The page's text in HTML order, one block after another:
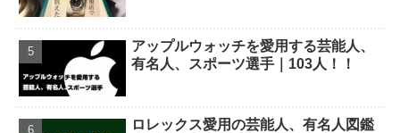
アップルウォッチを愛用する芸能人、
有名人、スポーツ選手｜103人！！
ロレックス愛用の芸能人、有名人図鑑